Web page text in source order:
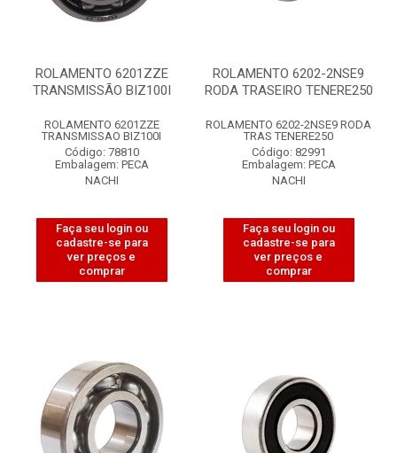
ROLAMENTO 6201ZZE
TRANSMISSÃO BIZ100I
ROLAMENTO 6201ZZE
TRANSMISSAO BIZ100I
Código: 78810
Embalagem: PECA
NACHI
Faça seu login ou
cadastre-se para
ver preços e
comprar
ROLAMENTO 6202-2NSE9
RODA TRASEIRO TENERE250
ROLAMENTO 6202-2NSE9 RODA
TRAS TENERE250
Código: 82991
Embalagem: PECA
NACHI
Faça seu login ou
cadastre-se para
ver preços e
comprar